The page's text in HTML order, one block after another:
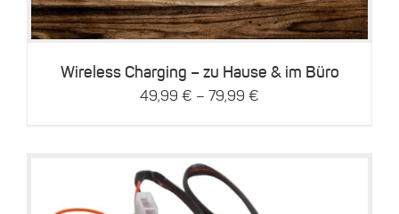
auf.
Die
können
auf
werden
Wireless Charging – zu Hause & im Büro
49,99 € – 79,99 €